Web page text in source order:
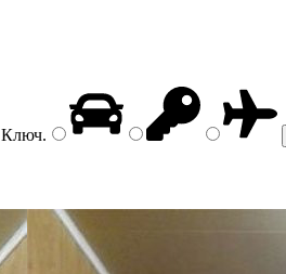
Ключ.